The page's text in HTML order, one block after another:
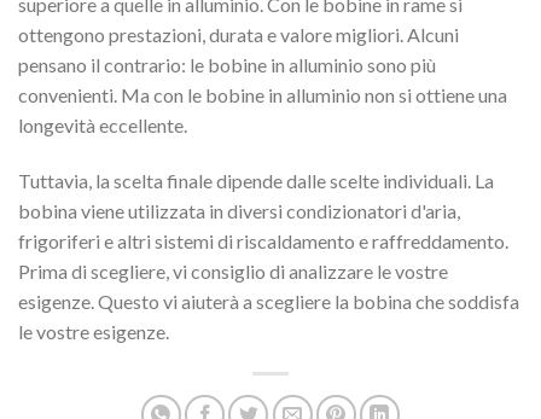
superiore a quelle in alluminio. Con le bobine in rame si
ottengono prestazioni, durata e valore migliori. Alcuni
pensano il contrario: le bobine in alluminio sono più
convenienti. Ma con le bobine in alluminio non si ottiene una
longevità eccellente.
Tuttavia, la scelta finale dipende dalle scelte individuali. La
bobina viene utilizzata in diversi condizionatori d'aria,
frigoriferi e altri sistemi di riscaldamento e raffreddamento.
Prima di scegliere, vi consiglio di analizzare le vostre
esigenze. Questo vi aiuterà a scegliere la bobina che soddisfa
le vostre esigenze.